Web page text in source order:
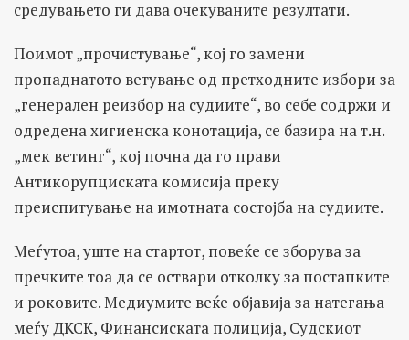
средувањето ги дава очекуваните резултати.
Поимот „прочистување“, кој го замени
пропаднатото ветување од претходните избори за
„генерален реизбор на судиите“, во себе содржи и
одредена хигиенска конотација, се базира на т.н.
„мек ветинг“, кој почна да го прави
Антикорупциската комисија преку
преиспитување на имотната состојба на судиите.
Меѓутоа, уште на стартот, повеќе се зборува за
пречките тоа да се оствари отколку за постапките
и роковите. Медиумите веќе објавија за натегања
меѓу ДКСК, Финансиската полиција, Судскиот